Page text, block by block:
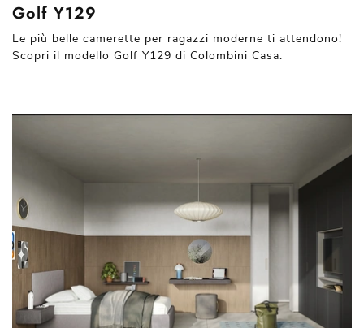
Golf Y129
Le più belle camerette per ragazzi moderne ti attendono!
Scopri il modello Golf Y129 di Colombini Casa.